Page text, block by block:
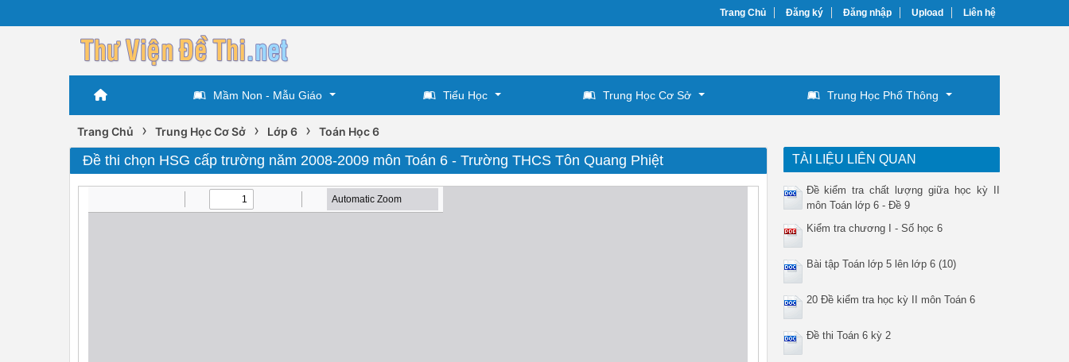
Trang Chủ Đăng ký Đăng nhập Upload Liên hệ
Mầm Non - Mẫu Giáo Tiểu Học Trung Học Cơ Sở Trung Học Phổ Thông
Trang Chủ › Trung Học Cơ Sở › Lớp 6 › Toán Học 6
Đề thi chọn HSG cấp trường năm 2008-2009 môn Toán 6 - Trường THCS Tôn Quang Phiệt TÀI LIỆU LIÊN QUAN
Đề kiểm tra chất lượng giữa học kỳ II
môn Toán lớp 6 - Đề 9
Kiểm tra chương I - Số học 6
Bài tập Toán lớp 5 lên lớp 6 (10)
20 Đề kiểm tra học kỳ II môn Toán 6
Đề thi Toán 6 kỳ 2